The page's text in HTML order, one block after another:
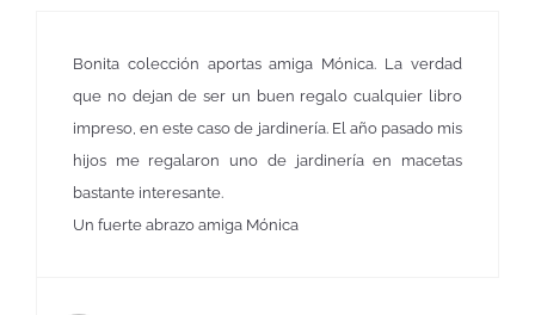
Bonita colección aportas amiga Mónica. La verdad
que no dejan de ser un buen regalo cualquier libro
impreso, en este caso de jardinería. El año pasado mis
hijos me regalaron uno de jardinería en macetas
bastante interesante.
Un fuerte abrazo amiga Mónica